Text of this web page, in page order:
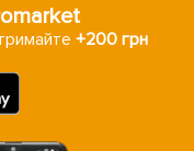
+200 грн